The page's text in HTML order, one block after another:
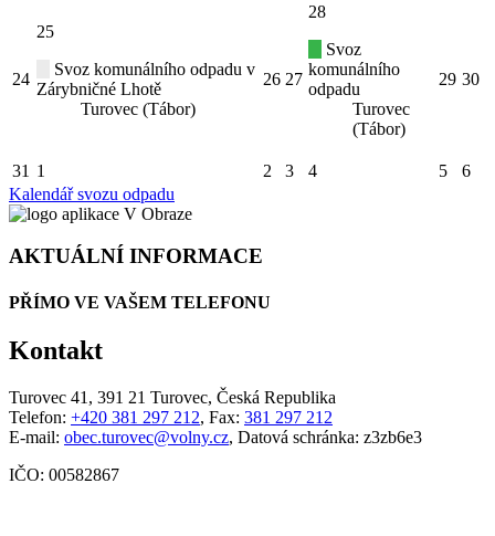
24
25
Svoz komunálního odpadu v
Zárybničné Lhotě
Turovec (Tábor)
26 27
28
Svoz
komunálního
odpadu
Turovec
(Tábor)
29 30
31 1 2 3 4 5
6
Kalendář svozu odpadu
AKTUÁLNÍ INFORMACE
PŘÍMO VE VAŠEM TELEFONU
Kontakt
Turovec 41, 391 21 Turovec, Česká Republika
Telefon: +420 381 297 212, Fax: 381 297 212
E-mail: obec.turovec@volny.cz, Datová schránka: z3zb6e3
IČO: 00582867